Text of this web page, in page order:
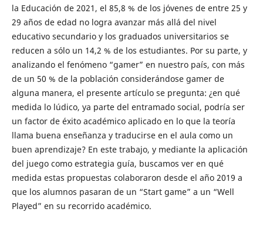
la Educación de 2021, el 85,8 % de los jóvenes de entre 25 y
29 años de edad no logra avanzar más allá del nivel
educativo secundario y los graduados universitarios se
reducen a sólo un 14,2 % de los estudiantes. Por su parte, y
analizando el fenómeno “gamer” en nuestro país, con más
de un 50 % de la población considerándose gamer de
alguna manera, el presente artículo se pregunta: ¿en qué
medida lo lúdico, ya parte del entramado social, podría ser
un factor de éxito académico aplicado en lo que la teoría
llama buena enseñanza y traducirse en el aula como un
buen aprendizaje? En este trabajo, y mediante la aplicación
del juego como estrategia guía, buscamos ver en qué
medida estas propuestas colaboraron desde el año 2019 a
que los alumnos pasaran de un “Start game” a un “Well
Played” en su recorrido académico.